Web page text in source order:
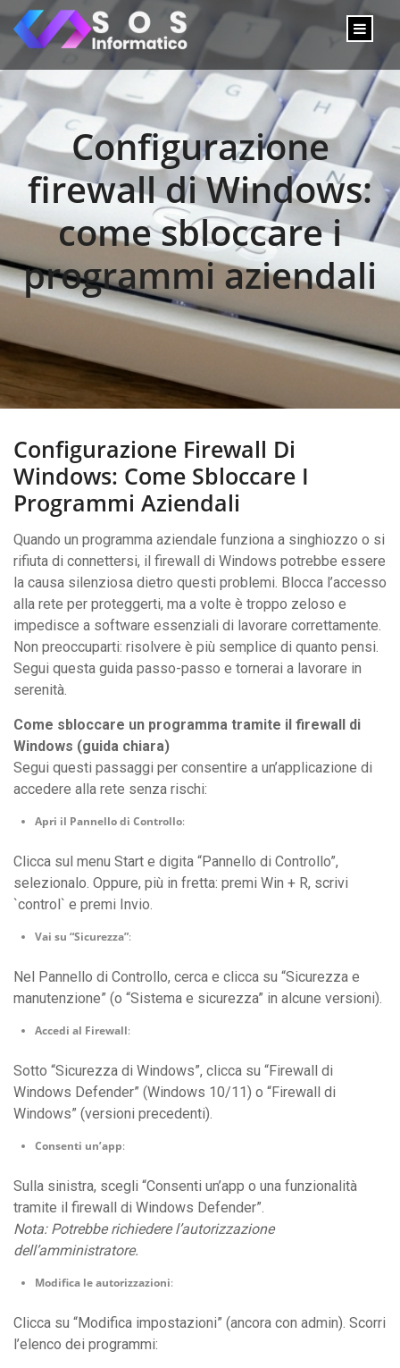
Configurazione
firewall di Windows:
come sbloccare i
programmi aziendali
Configurazione Firewall Di
Windows: Come Sbloccare I
Programmi Aziendali
Quando un programma aziendale funziona a singhiozzo o si
rifiuta di connettersi, il firewall di Windows potrebbe essere
la causa silenziosa dietro questi problemi. Blocca l’accesso
alla rete per proteggerti, ma a volte è troppo zeloso e
impedisce a software essenziali di lavorare correttamente.
Non preoccuparti: risolvere è più semplice di quanto pensi.
Segui questa guida passo-passo e tornerai a lavorare in
serenità.
Come sbloccare un programma tramite il firewall di
Windows (guida chiara)
Segui questi passaggi per consentire a un’applicazione di
accedere alla rete senza rischi:
Apri il Pannello di Controllo:
Clicca sul menu Start e digita “Pannello di Controllo”,
selezionalo. Oppure, più in fretta: premi Win + R, scrivi
`control` e premi Invio.
Vai su “Sicurezza”:
Nel Pannello di Controllo, cerca e clicca su “Sicurezza e
manutenzione” (o “Sistema e sicurezza” in alcune versioni).
Accedi al Firewall:
Sotto “Sicurezza di Windows”, clicca su “Firewall di
Windows Defender” (Windows 10/11) o “Firewall di
Windows” (versioni precedenti).
Consenti un’app:
Sulla sinistra, scegli “Consenti un’app o una funzionalità
tramite il firewall di Windows Defender”.
Nota: Potrebbe richiedere l’autorizzazione
dell’amministratore.
Modifica le autorizzazioni:
Clicca su “Modifica impostazioni” (ancora con admin). Scorri
l’elenco dei programmi: